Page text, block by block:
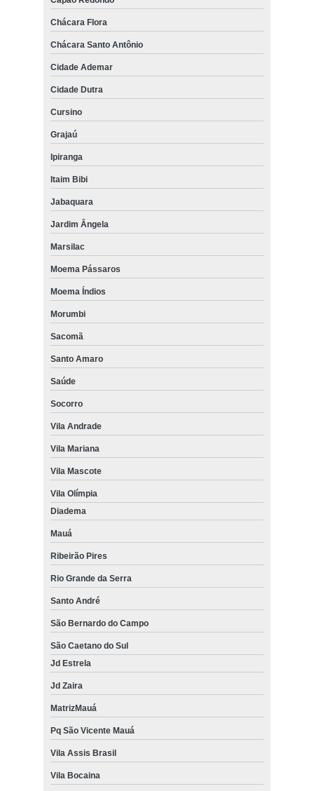
Chácara Flora
Chácara Santo Antônio
Cidade Ademar
Cidade Dutra
Cursino
Grajaú
Ipiranga
Itaim Bibi
Jabaquara
Jardim Ângela
Marsilac
Moema Pássaros
Moema Índios
Morumbi
Sacomã
Santo Amaro
Saúde
Socorro
Vila Andrade
Vila Mariana
Vila Mascote
Vila Olímpia
Diadema
Mauá
Ribeirão Pires
Rio Grande da Serra
Santo André
São Bernardo do Campo
São Caetano do Sul
Jd Estrela
Jd Zaira
MatrizMauá
Pq São Vicente Mauá
Vila Assis Brasil
Vila Bocaina